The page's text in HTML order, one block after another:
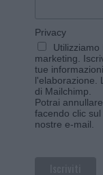
Privacy
marketing.
tue
l'elaborazione.
di Mailchimp
Potrai
facendo clic
nostre e-mail.